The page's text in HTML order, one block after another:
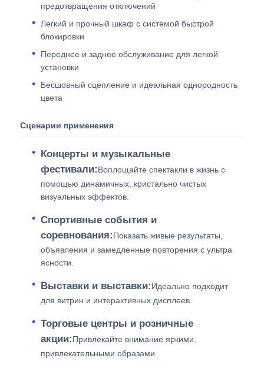
предотвращения отключений
Легкий и прочный шкаф с системой быстрой
блокировки
Переднее и заднее обслуживание для легкой
установки
Бесшовный сцепление и идеальная однородность
цвета
Сценарии применения
Концерты и музыкальные
фестивали:Воплощайте спектакли в жизнь с
помощью динамичных, кристально чистых
визуальных эффектов.
Спортивные события и
соревнования:Показать живые результаты,
объявления и замедленные повторения с ультра
ясности.
Выставки и выставки:Идеально подходит
для витрин и интерактивных дисплеев.
Торговые центры и розничные
акции:Привлекайте внимание яркими,
привлекательными образами.